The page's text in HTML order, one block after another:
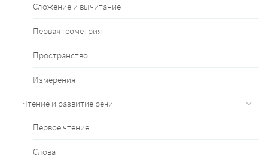
Сложение и вычитание
Первая геометрия
Пространство
Измерения
Чтение и развитие речи
Первое чтение
Слова